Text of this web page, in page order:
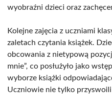
wyobraźni dzieci oraz
Kolejne zajęcia z uczniami
zaletach czytania książek.
obcowania z nietypową
mnie”, co posłużyło jako
wyborze książki
Uczniowie nie tylko